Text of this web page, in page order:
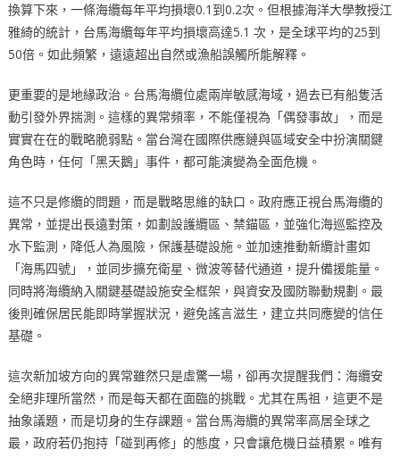
換算下來，一條海纜每年平均損壞0.1到0.2次。但根據海洋大學教授江
雅綺的統計，台馬海纜每年平均損壞高達5.1 次，是全球平均的25到
50倍。如此頻繁，遠遠超出自然或漁船誤觸所能解釋。
更重要的是地緣政治。台馬海纜位處兩岸敏感海域，過去已有船隻活
動引發外界揣測。這樣的異常頻率，不能僅視為「偶發事故」，而是
實實在在的戰略脆弱點。當台灣在國際供應鏈與區域安全中扮演關鍵
角色時，任何「黑天鵝」事件，都可能演變為全面危機。
這不只是修纜的問題，而是戰略思維的缺口。政府應正視台馬海纜的
異常，並提出長遠對策，如劃設護纜區、禁錨區，並強化海巡監控及
水下監測，降低人為風險，保護基礎設施。並加速推動新纜計畫如
「海馬四號」，並同步擴充衛星、微波等替代通道，提升備援能量。
同時將海纜納入關鍵基礎設施安全框架，與資安及國防聯動規劃。最
後則確保居民能即時掌握狀況，避免謠言滋生，建立共同應變的信任
基礎。
這次新加坡方向的異常雖然只是虛驚一場，卻再次提醒我們：海纜安
全絕非理所當然，而是每天都在面臨的挑戰。尤其在馬祖，這更不是
抽象議題，而是切身的生存課題。當台馬海纜的異常率高居全球之
最，政府若仍抱持「碰到再修」的態度，只會讓危機日益積累。唯有